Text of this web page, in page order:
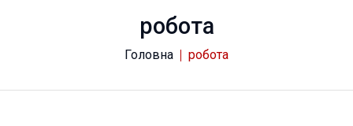
робота
Головна робота